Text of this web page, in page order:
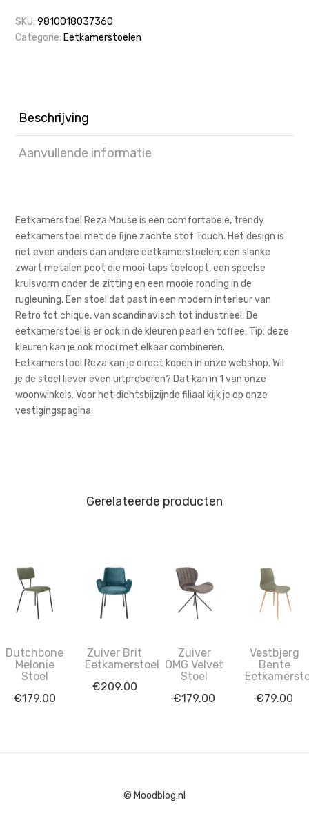
SKU:9810018037360
Categorie: Eetkamerstoelen
Beschrijving
Aanvullende informatie
Eetkamerstoel Reza Mouse is een comfortabele, trendy
eetkamerstoel met de fijne zachte stof Touch. Het design is
net even anders dan andere eetkamerstoelen; een slanke
zwart metalen poot die mooi taps toeloopt, een speelse
kruisvorm onder de zitting en een mooie ronding in de
rugleuning. Een stoel dat past in een modern interieur van
Retro tot chique, van scandinavisch tot industrieel. De
eetkamerstoel is er ook in de kleuren pearl en toffee. Tip: deze
kleuren kan je ook mooi met elkaar combineren.
Eetkamerstoel Reza kan je direct kopen in onze webshop. Wil
je de stoel liever even uitproberen? Dat kan in 1 van onze
woonwinkels. Voor het dichtsbijzijnde filiaal kijk je op onze
vestigingspagina.
Gerelateerde producten
Dutchbone
Melonie
Stoel
€179.00
Zuiver Brit
Eetkamerstoel
€209.00
Zuiver
OMG Velvet
Stoel
€179.00
Vestbjerg
Bente
€79.00
© Moodblog.nl